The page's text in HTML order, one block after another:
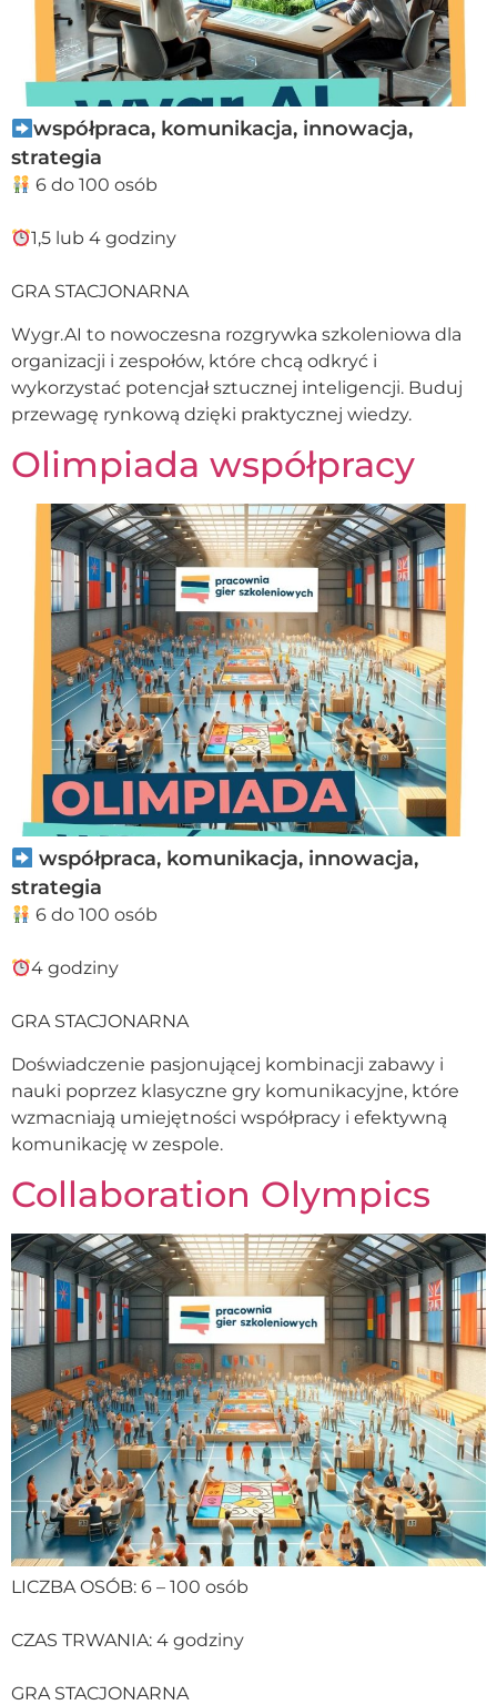
współpraca, komunikacja, innowacja,
strategia
6 do 100 osób
1,5 lub 4 godziny
GRA STACJONARNA
Wygr.AI to nowoczesna rozgrywka szkoleniowa dla
organizacji i zespołów, które chcą odkryć i
wykorzystać potencjał sztucznej inteligencji. Buduj
przewagę rynkową dzięki praktycznej wiedzy.
Olimpiada współpracy
współpraca, komunikacja, innowacja,
strategia
6 do 100 osób
4 godziny
GRA STACJONARNA
Doświadczenie pasjonującej kombinacji zabawy i
nauki poprzez klasyczne gry komunikacyjne, które
wzmacniają umiejętności współpracy i efektywną
komunikację w zespole.
Collaboration Olympics
LICZBA OSÓB: 6 – 100 osób
CZAS TRWANIA: 4 godziny
GRA STACJONARNA